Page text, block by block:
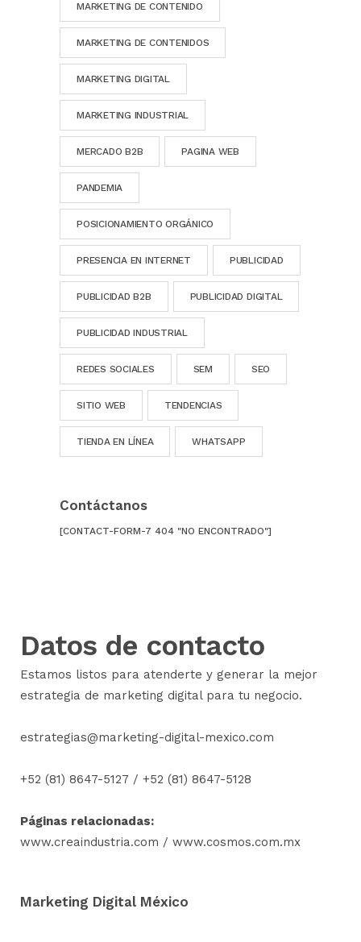
MARKETING DE CONTENIDO
MARKETING DE CONTENIDOS
MARKETING DIGITAL
MARKETING INDUSTRIAL
MERCADO B2B PAGINA WEB
PANDEMIA
POSICIONAMIENTO ORGÁNICO
PRESENCIA EN INTERNET PUBLICIDAD
PUBLICIDAD B2B PUBLICIDAD DIGITAL
PUBLICIDAD INDUSTRIAL
REDES SOCIALES SEM SEO
SITIO WEB TENDENCIAS
TIENDA EN LÍNEA WHATSAPP
Contáctanos
[CONTACT-FORM-7 404 "NO ENCONTRADO"]
Datos de contacto
Estamos listos para atenderte y generar la mejor
estrategia de marketing digital para tu negocio.
estrategias@marketing-digital-mexico.com
+52 (81) 8647-5127 / +52 (81) 8647-5128
Páginas relacionadas:
www.creaindustria.com / www.cosmos.com.mx
Marketing Digital México